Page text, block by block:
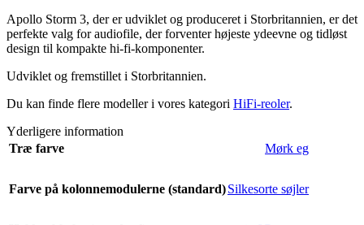
Apollo Storm 3, der er udviklet og produceret i Storbritannien, er det
perfekte valg for audiofile, der forventer højeste ydeevne og tidløst
design til kompakte hi-fi-komponenter.
Udviklet og fremstillet i Storbritannien.
Du kan finde flere modeller i vores kategori HiFi-reoler.
Yderligere information
Træ farve
Mørk eg
Farve på kolonnemodulerne (standard)Silkesorte søjler